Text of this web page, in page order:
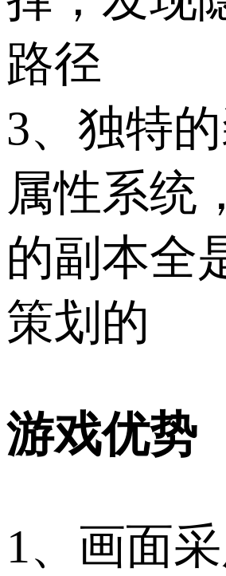
路径
3、独特
属性系统
的副本全
策划的
游戏优势
1、画面